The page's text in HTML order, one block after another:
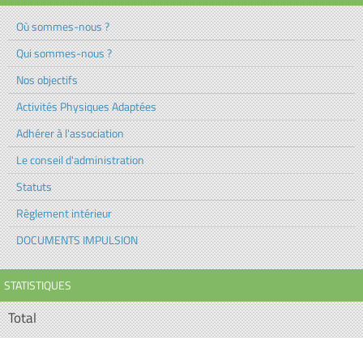
Où sommes-nous ?
Qui sommes-nous ?
Nos objectifs
Activités Physiques Adaptées
Adhérer à l'association
Le conseil d'administration
Statuts
Règlement intérieur
DOCUMENTS IMPULSION
STATISTIQUES
Total